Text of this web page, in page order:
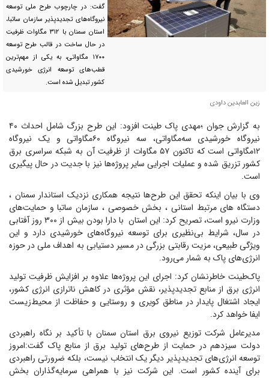
گفت: در چارچوب طرح ملی توسعه
نیروگاه‌های تجدیدپذیر سازمان ساتبا،
استان سمنان با ۳۱۲ مگاوات ظرفیت
در حال ساخت در قالب طرح توسعه
۱۷۰۰ مگاواتی، به یکی از مهم‌ترین
قطب‌های توسعه انرژی خورشیدی
کشور تبدیل شده است.
زین العابدین داودی
به گزارش جوان ؛مهدی پاک طینت افزود: این طرح بزرگ شامل احداث ۴۰
نیروگاه خورشیدی سه‌مگاواتی، سه نیروگاه ۶۰‌مگاواتی و یک نیروگاه
۱۲‌مگاواتی است که تاکنون ۵۷ مگاوات از ظرفیت آن به شبکه سراسری برق
کشور تزریق شده و عملیات اجرایی سایر پروژه‌ها نیز با جدیت در حال پیگیری
است.
وی با بیان اینکه تحقق این طرح‌ها نتیجه همکاری نزدیک استاندار سمنان ،
دستگاه های مرتبط استانی ، بخش خصوصی ، سازمان ساتبا و حمایت‌های
وزارت نیرو است، تصریح کرد: این استان با دارا بودن بیش از ۳۰۰ روز آفتابی
در سال، شرایط بی‌نظیری برای توسعه نیروگاه‌های خورشیدی دارد و این
ویژگی طبیعی، مزیت رقابتی بزرگی در مسیر دستیابی به اهداف ملی در حوزه
انرژی‌های پاک به شمار می‌رود.
پاک‌طینت خاطرنشان کرد: اجرای این پروژه‌ها علاوه بر افزایش ظرفیت تولید
انرژی برق از منابع تجدیدپذیر، نقش مؤثری در کاهش ناترازی انرژی کشور،
ایجاد اشتغال پایدار در مناطق کویری و روستایی و حفاظت از محیط‌زیست
ایفا خواهد کرد.
مدیرعامل شرکت توزیع نیروی برق استان سمنان با تأکید بر نگاه راهبردی
دولت سیزدهم در حمایت از طرح‌های تولید برق از منابع پاک گفت:امروز
توسعه انرژی‌های تجدیدپذیر دیگر یک انتخاب نیست، بلکه ضرورتی راهبردی
برای آینده کشور است. این شرکت نیز با همراهی سرمایه‌گذاران بخش